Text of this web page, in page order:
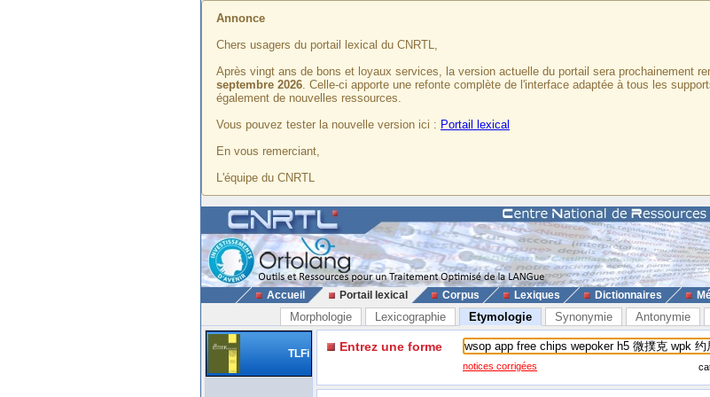
Annonce
Chers usagers du portail lexical du CNRTL,
Après vingt ans de bons et loyaux services, la version actuelle du portail sera prochainement
septembre 2026. Celle-ci apporte une refonte complète de l'interface adaptée à tous les
également de nouvelles ressources.
Vous pouvez tester la nouvelle version ici : Portail lexical
En vous remerciant,
L'équipe du CNRTL
Accueil Portail lexical Corpus Lexiques Dictionnaires
Morphologie Lexicographie Etymologie Synonymie Antonymie
TLFi Entrez une forme
notices corrigées